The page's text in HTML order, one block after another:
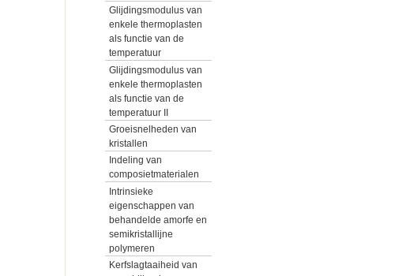
Glijdingsmodulus van
enkele thermoplasten
als functie van de
temperatuur
Glijdingsmodulus van
enkele thermoplasten
als functie van de
temperatuur II
Groeisnelheden van
kristallen
Indeling van
composietmaterialen
Intrinsieke
eigenschappen van
behandelde amorfe en
semikristallijne
polymeren
Kerfslagtaaiheid van